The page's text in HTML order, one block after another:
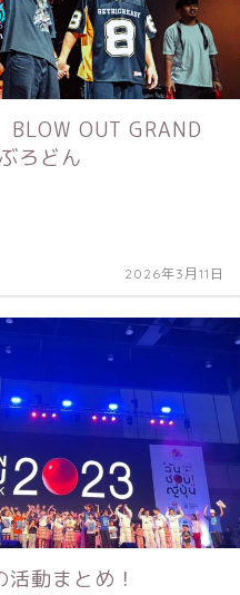
OUT GRAND
ろどん
2026年3月11日
動まとめ！